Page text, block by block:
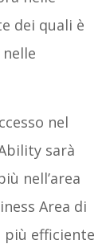
dei quali è
nel
sarà
nell’area
Area di
più efficiente